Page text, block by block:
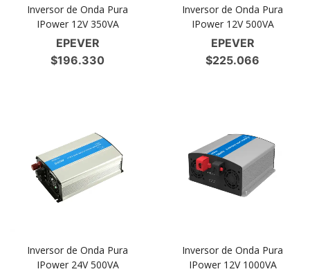
Inversor de Onda Pura
IPower 12V 350VA
EPEVER
$196.330
Inversor de Onda Pura
IPower 12V 500VA
EPEVER
$225.066
Inversor de Onda Pura
IPower 24V 500VA
Inversor de Onda Pura
IPower 12V 1000VA